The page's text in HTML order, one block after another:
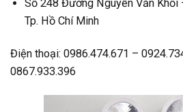
Số 248 Đường Nguyễn Văn Khối
Tp. Hồ Chí Minh
Điện thoại: 0986.474.671 –
0867.933.396